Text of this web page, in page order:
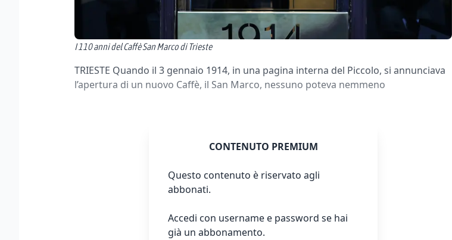
I 110 anni del Caffè San Marco di Trieste
TRIESTE Quando il 3 gennaio 1914, in una pagina interna del Piccolo, si annunciava
l’apertura di un nuovo Caffè, il San Marco, nessuno poteva nemmeno
CONTENUTO PREMIUM
Questo contenuto è riservato agli
abbonati.
Accedi con username e password se hai
già un abbonamento.